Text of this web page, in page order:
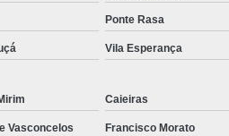
Preenchimento Capilar Central
Capilar com
Preenchimento Capilar
Ponte Rasa
Vila Esperança
Caieiras
Vasconcelos Francisco Morato